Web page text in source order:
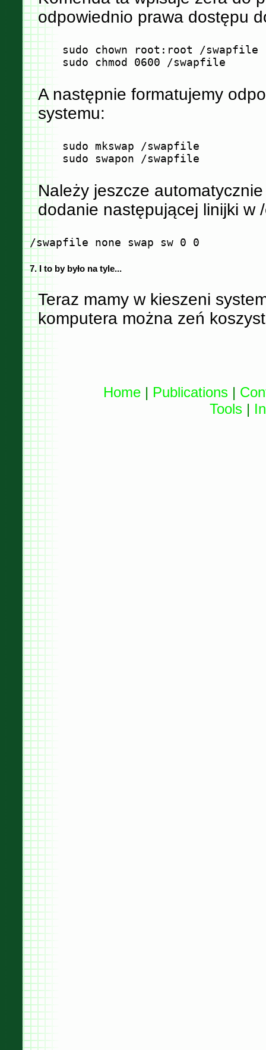
odpowiednio prawa dostępu
     sudo chown root:root /swapfile
A następnie formatujemy
systemu:
     sudo mkswap /swapfile
Należy jeszcze
dodanie następującej linijki w
7. I to by było na tyle...
Teraz mamy w kieszeni
komputera można zeń
Home| Publications|
Tools |